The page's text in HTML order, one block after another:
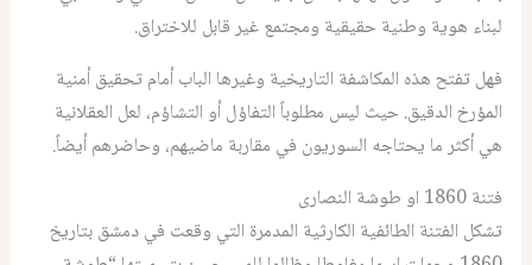
لبناء هوية وطنية حقيقية ومجتمع غير قابل للاختراق.
فهل تفتح هذه المكاشفة التاريخية وغيرها الباب أمام تحقيق أمنية
المؤرخ الدقيق. حيث ليس مطلوباً التفاؤل أو التشاؤم، لعل العقلانية
هي أكثر ما يحتاجه السوريون في مقاربة ماضيهم، وحاضرهم أيضاً.
فتنة 1860 او طوشة النصارى
تشكل الفتنة الطائفية الكارثية المدمرة التي وقعت في دمشق بتاريخ